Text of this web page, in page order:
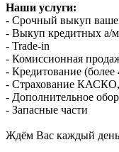
Наши услуги:
- Срочный выкуп
- Выкуп кредитных а/м
- Trade-in
- Комиссионная
- Кредитование (более
- Страхование
- Дополнительное
- Запасные части
Ждём Вас каждый